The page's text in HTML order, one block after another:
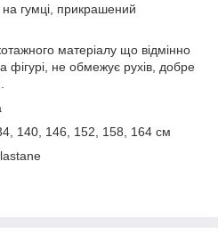
гумці, прикрашений
матеріалу що відмінно
фігурі, не обмежує рухів, добре
140, 146, 152, 158, 164 см